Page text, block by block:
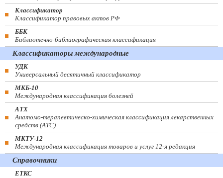
Классификатор
Классификатор правовых актов РФ
ББК
Библиотечно-библиографическая классификация
Классификаторы международные
УДК
Универсальный десятичный классификатор
МКБ-10
Международная классификация болезней
АТХ
Анатомо-терапевтическо-химическая классификация лекарственных
средств (ATC)
МКТУ-12
Международная классификация товаров и услуг 12-я редакция
Справочники
ЕТКС